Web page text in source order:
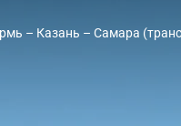
– Казань – Самара